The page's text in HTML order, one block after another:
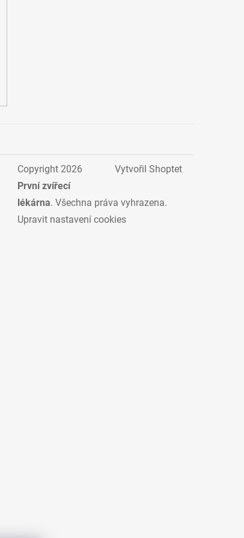
Vytvořil Shoptet
Copyright 2026
První zvířecí
lékárna. Všechna práva vyhrazena.
Upravit nastavení cookies